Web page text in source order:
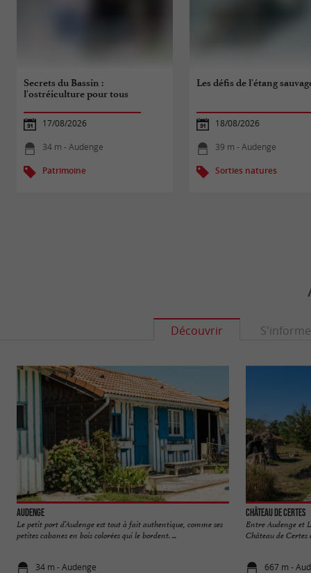
Secrets du Bassin :
l'ostréiculture pour tous
17/08/2026
34 m - Audenge
Patrimoine
Les défis de l'étang
18/08/2026
39 m - Audenge
Sorties natures
Découvrir
Audenge
Le petit port d’Audenge est tout à fait authentique, comme ses
petites cabanes en bois colorées qui le bordent. ...
34 m - Audenge
Château de Certes
Entre Audenge et
Château de Certes
667 m -